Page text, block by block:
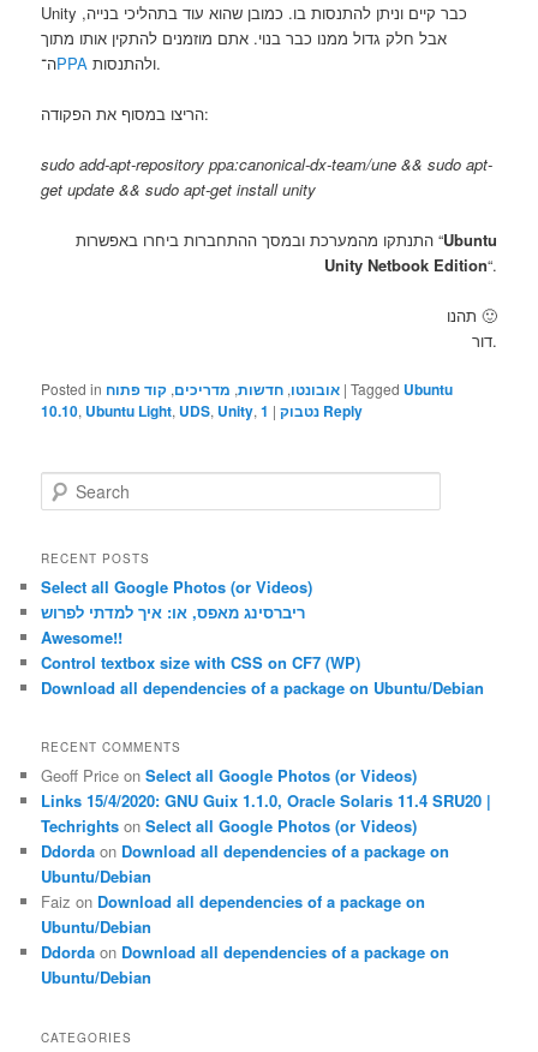
Unity כבר קיים וניתן להתנסות בו. כמובן שהוא עוד בתהליכי בנייה,
אבל חלק גדול ממנו כבר בנוי. אתם מוזמנים להתקין אותו מתוך
ה־PPA ולהתנסות.
הריצו במסוף את הפקודה:
sudo add-apt-repository ppa:canonical-dx-team/une && sudo apt-
get update && sudo apt-get install unity
התנתקו מהמערכת ובמסך ההתחברות ביחרו באפשרות “Ubuntu
Unity Netbook Edition“.
תהנו 🙂
דור.
Posted in אובונטו, חדשות, מדריכים, קוד פתוח |Tagged Ubuntu
10.10, Ubuntu Light, UDS, Unity, נטבוק |
1 Reply
e
r
h
RECENT POSTS
Select all Google Photos (or Videos)
ריברסינג מאפס, או: איך למדתי לפרוש
Awesome!!
Control textbox size with CSS on CF7 (WP)
Download all dependencies of a package on Ubuntu/Debian
RECENT COMMENTS
Geoff Price onSelect all Google Photos (or Videos)
Links 15/4/2020: GNU Guix 1.1.0, Oracle Solaris 11.4 SRU20 |
Techrights onSelect all Google Photos (or Videos)
Ddorda on Download all dependencies of a package on
Ubuntu/Debian
Faiz on Download all dependencies of a package on
Ubuntu/Debian
Ddorda on Download all dependencies of a package on
Ubuntu/Debian
CATEGORIES